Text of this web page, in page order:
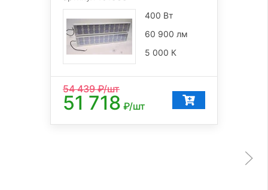
400 Вт
60 900 лм
5 000 К
54 439₽/шт
51 718 ₽/шт